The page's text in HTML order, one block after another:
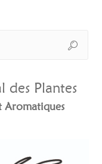
Plantes
Aromatiques